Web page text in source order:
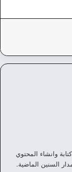
خبرة 8 سنوات في كتابة وانشاء المحتوي